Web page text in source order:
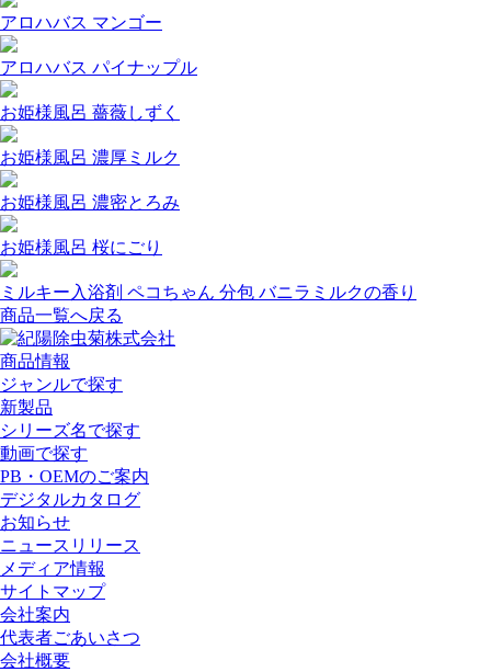
アロハバス マンゴー
アロハバス パイナップル
お姫様風呂 薔薇しずく
お姫様風呂 濃厚ミルク
お姫様風呂 濃密とろみ
お姫様風呂 桜にごり
ミルキー入浴剤 ペコちゃん 分包 バニラミルクの香り
商品一覧へ戻る
商品情報
ジャンルで探す
新製品
シリーズ名で探す
動画で探す
PB・OEMのご案内
デジタルカタログ
お知らせ
ニュースリリース
メディア情報
サイトマップ
会社案内
代表者ごあいさつ
会社概要